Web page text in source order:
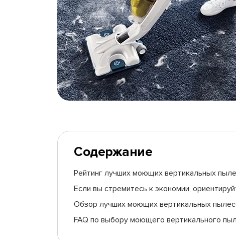
Содержание
Рейтинг лучших моющих вертикальных
Если вы стремитесь к экономии,
Обзор лучших моющих вертикальных
FAQ по выбору моющего вертикального